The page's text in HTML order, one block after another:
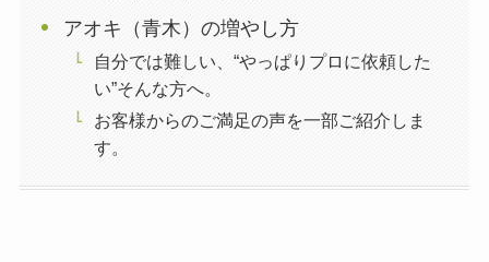
アオキ（青木）の増やし方
自分では難しい、“やっぱりプロに依頼した
い”そんな方へ。
お客様からのご満足の声を一部ご紹介しま
す。